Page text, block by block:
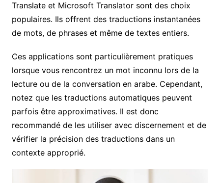
Translate et Microsoft Translator sont des choix
populaires. Ils offrent des traductions instantanées
de mots, de phrases et même de textes entiers.
Ces applications sont particulièrement pratiques
lorsque vous rencontrez un mot inconnu lors de la
lecture ou de la conversation en arabe. Cependant,
notez que les traductions automatiques peuvent
parfois être approximatives. Il est donc
recommandé de les utiliser avec discernement et de
vérifier la précision des traductions dans un
contexte approprié.